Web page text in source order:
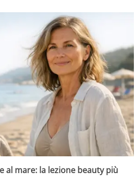
al mare: la lezione beauty più